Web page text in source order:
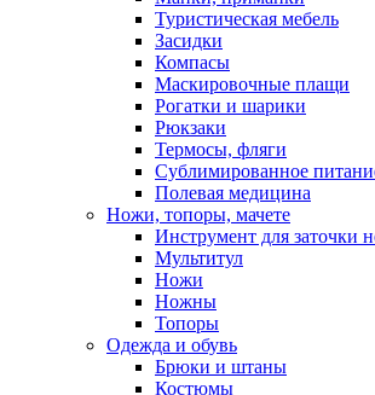
Туристическая мебель
Засидки
Компасы
Маскировочные плащи
Рогатки и шарики
Рюкзаки
Термосы, фляги
Сублимированное
Полевая медицина
Ножи, топоры, мачете
Инструмент для заточки
Мультитул
Ножи
Ножны
Топоры
Одежда и обувь
Брюки и штаны
Костюмы